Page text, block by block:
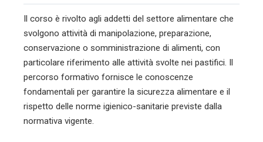
Il corso è rivolto agli addetti del settore alimentare che
svolgono attività di manipolazione, preparazione,
conservazione o somministrazione di alimenti, con
particolare riferimento alle attività svolte nei pastifici. Il
percorso formativo fornisce le conoscenze
fondamentali per garantire la sicurezza alimentare e il
rispetto delle norme igienico-sanitarie previste dalla
normativa vigente.